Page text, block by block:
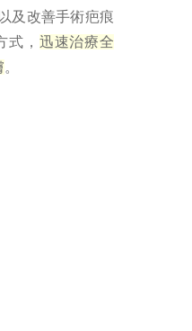
以及改善手術疤痕
， 迅速治療全
。